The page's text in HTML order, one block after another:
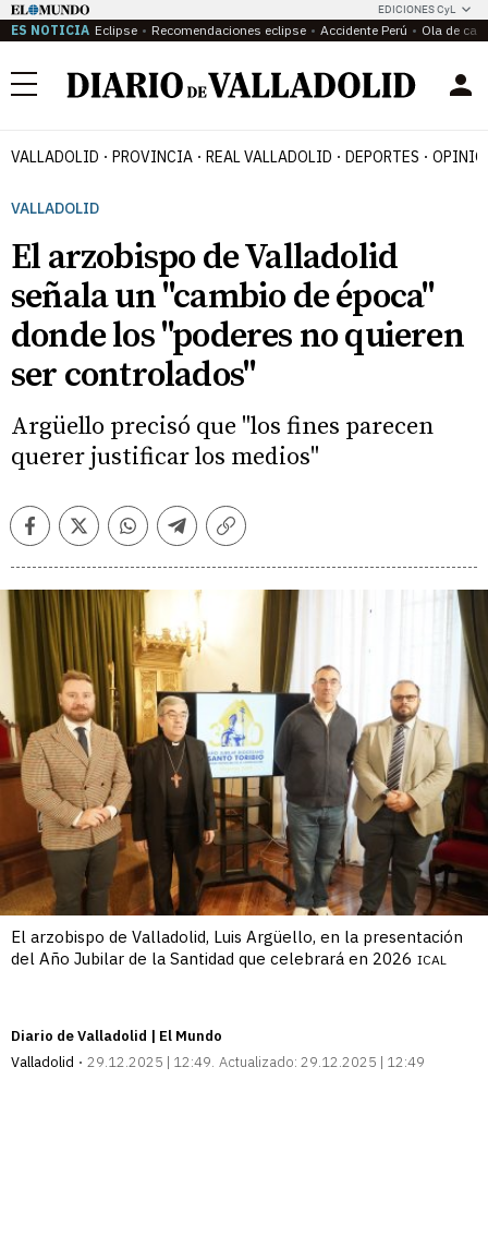
EDICIONES CyL
ES NOTICIA Eclipse Recomendaciones eclipse Accidente Perú Ola de
Menú
VALLADOLID PROVINCIA REAL VALLADOLID DEPORTES
VALLADOLID
El arzobispo de Valladolid
señala un "cambio de época"
donde los "poderes no quieren
ser controlados"
Argüello precisó que "los fines parecen
querer justificar los medios"
FacebookTwitterWhatsappTelegramCopiar
El arzobispo de Valladolid, Luis Argüello, en la presentación
del Año Jubilar de la Santidad que celebrará en 2026 ICAL
Diario de Valladolid | El Mundo
Valladolid
29.12.2025 | 12:49 Actualizado: 29.12.2025 | 12:49